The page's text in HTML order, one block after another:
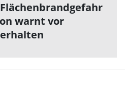
warnt vor